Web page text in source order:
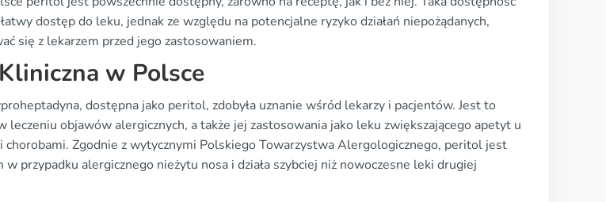
dostęp do leku, jednak ze względu na potencjalne ryzyko działań niepożądanych,
się z lekarzem przed jego zastosowaniem.
w Polsce
dostępna jako peritol, zdobyła uznanie wśród lekarzy i pacjentów. Jest to
leczeniu objawów alergicznych, a także jej zastosowania jako leku zwiększającego apetyt u
chorobami. Zgodnie z wytycznymi Polskiego Towarzystwa Alergologicznego, peritol jest
przypadku alergicznego nieżytu nosa i działa szybciej niż nowoczesne leki drugiej